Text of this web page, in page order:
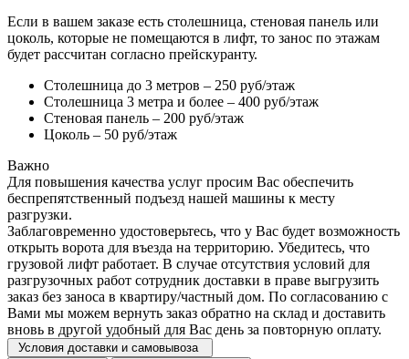
Если в вашем заказе есть столешница, стеновая панель или
цоколь, которые не помещаются в лифт, то занос по этажам
будет рассчитан согласно прейскуранту.
Столешница до 3 метров – 250 руб/этаж
Столешница 3 метра и более – 400 руб/этаж
Стеновая панель – 200 руб/этаж
Цоколь – 50 руб/этаж
Важно
Для повышения качества услуг просим Вас обеспечить
беспрепятственный подъезд нашей машины к месту
разгрузки.
Заблаговременно удостоверьтесь, что у Вас будет возможность
открыть ворота для въезда на территорию. Убедитесь, что
грузовой лифт работает. В случае отсутствия условий для
разгрузочных работ сотрудник доставки в праве выгрузить
заказ без заноса в квартиру/частный дом. По согласованию с
Вами мы можем вернуть заказ обратно на склад и доставить
вновь в другой удобный для Вас день за повторную оплату.
Условия доставки и самовывоза